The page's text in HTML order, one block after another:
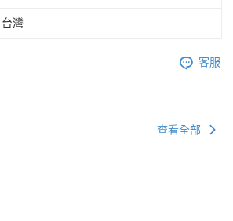
台灣
客服
查看全部